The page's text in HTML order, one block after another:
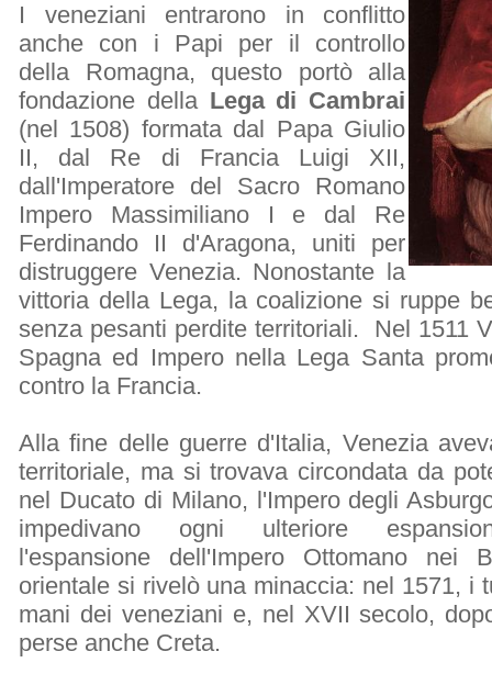
I veneziani entrarono in conflitto
anche con i Papi per il controllo
della Romagna, questo portò alla
fondazione della Lega di Cambrai
(nel 1508) formata dal Papa Giulio
II, dal Re di Francia Luigi XII,
dall'Imperatore del Sacro Romano
Impero Massimiliano I e dal Re
Ferdinando II d'Aragona, uniti per
distruggere Venezia. Nonostante la
vittoria della Lega, la coalizione si ruppe
senza pesanti perdite territoriali. Nel 1511
Spagna ed Impero nella Lega Santa
contro la Francia.
Alla fine delle guerre d'Italia, Venezia
territoriale, ma si trovava circondata da
nel Ducato di Milano, l'Impero degli
impedivano ogni ulteriore
l'espansione dell'Impero Ottomano nei
orientale si rivelò una minaccia: nel 1571, i
mani dei veneziani e, nel XVII secolo,
perse anche Creta.